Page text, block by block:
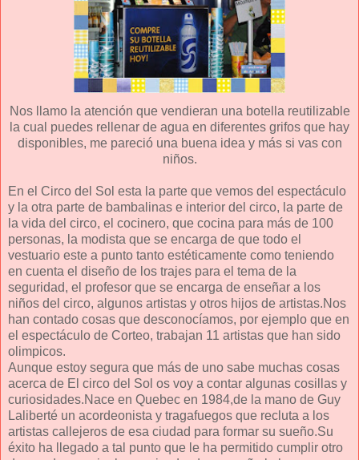
Nos llamo la atención que vendieran una botella reutilizable
la cual puedes rellenar de agua en diferentes grifos que hay
disponibles, me pareció una buena idea y más si vas con
niños.
En el Circo del Sol esta la parte que vemos del espectáculo
y la otra parte de bambalinas e interior del circo, la parte de
la vida del circo, el cocinero, que cocina para más de 100
personas, la modista que se encarga de que todo el
vestuario este a punto tanto estéticamente como teniendo
en cuenta el diseño de los trajes para el tema de la
seguridad, el profesor que se encarga de enseñar a los
niños del circo, algunos artistas y otros hijos de artistas.Nos
han contado cosas que desconocíamos, por ejemplo que en
el espectáculo de Corteo, trabajan 11 artistas que han sido
olimpicos.
Aunque estoy segura que más de uno sabe muchas cosas
acerca de El circo del Sol os voy a contar algunas cosillas y
curiosidades.Nace en Quebec en 1984,de la mano de Guy
Laliberté un acordeonista y tragafuegos que recluta a los
artistas callejeros de esa ciudad para formar su sueño.Su
éxito ha llegado a tal punto que le ha permitido cumplir otro